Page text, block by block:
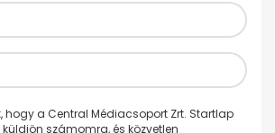
hogy a Central Médiacsoport Zrt. Startlap
számomra, és közvetlen